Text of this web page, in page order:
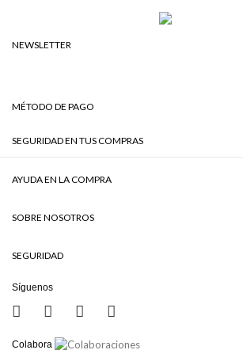
NEWSLETTER
MÉTODO DE PAGO
SEGURIDAD EN TUS COMPRAS
AYUDA EN LA COMPRA
SOBRE NOSOTROS
SEGURIDAD
Síguenos
Colabora